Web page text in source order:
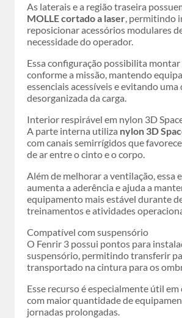
As laterais e a região traseira
MOLLE cortado a laser, permitindo
reposicionar acessórios modulares
necessidade do operador.
Essa configuração possibilita
conforme a missão, mantendo
essenciais acessíveis e evitando
desorganizada da carga.
Interior respirável em nylon 3D
A parte interna utiliza nylon 3D
com canais semirrígidos que
de ar entre o cinto e o corpo.
Além de melhorar a ventilação, essa
aumenta a aderência e ajuda a
equipamento mais estável durante
treinamentos e atividades
Compatível com suspensório
O Fenrir 3 possui pontos para
suspensório, permitindo transferir
transportado na cintura para os
Esse recurso é especialmente útil
com maior quantidade de
jornadas prolongadas.